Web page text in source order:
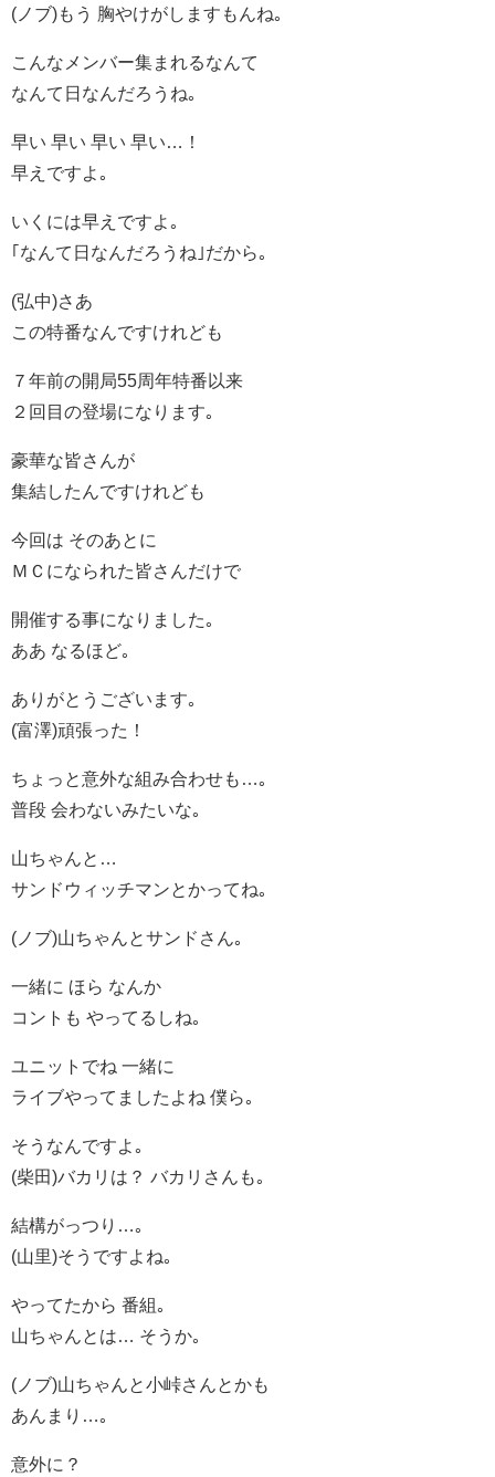
(ノブ)もう 胸やけがしますもんね｡
こんなメンバー集まれるなんて
なんて日なんだろうね｡
早い 早い 早い 早い…！
早えですよ｡
いくには早えですよ｡
｢なんて日なんだろうね｣だから｡
(弘中)さあ
この特番なんですけれども
７年前の開局55周年特番以来
２回目の登場になります｡
豪華な皆さんが
集結したんですけれども
今回は そのあとに
ＭＣになられた皆さんだけで
開催する事になりました｡
ああ なるほど｡
ありがとうございます｡
(富澤)頑張った！
ちょっと意外な組み合わせも…｡
普段 会わないみたいな｡
山ちゃんと…
サンドウィッチマンとかってね｡
(ノブ)山ちゃんとサンドさん｡
一緒に ほら なんか
コントも やってるしね｡
ユニットでね 一緒に
ライブやってましたよね 僕ら｡
そうなんですよ｡
(柴田)バカリは？ バカリさんも｡
結構がっつり…｡
(山里)そうですよね｡
やってたから 番組｡
山ちゃんとは… そうか｡
(ノブ)山ちゃんと小峠さんとかも
あんまり…｡
意外に？